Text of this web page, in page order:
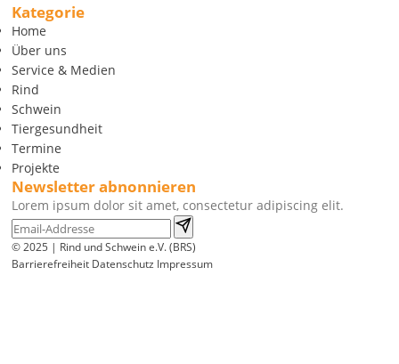
Kategorie
Home
Über uns
Service & Medien
Rind
Schwein
Tiergesundheit
Termine
Projekte
Newsletter abnonnieren
Lorem ipsum dolor sit amet, consectetur adipiscing elit.
© 2025 | Rind und Schwein e.V. (BRS)
Barrierefreiheit Datenschutz Impressum